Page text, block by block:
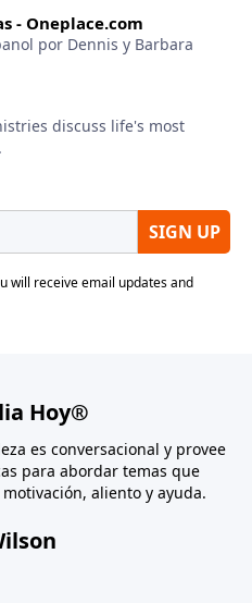
Hoy®
es conversacional y provee
para abordar temas que
aliento y ayuda.